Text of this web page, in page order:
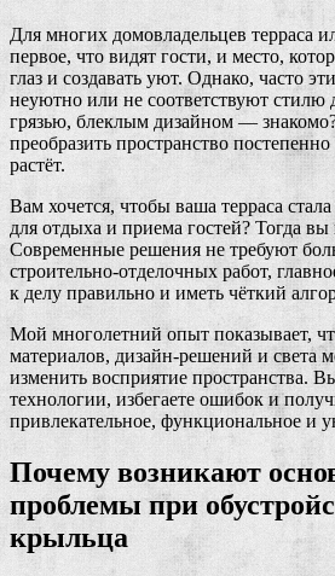
Для многих домовладельцев терраса
первое, что видят гости, и место,
глаз и создавать уют. Однако, часто
неуютно или не соответствуют стилю
грязью, блеклым дизайном —
преобразить пространство
растёт.
Вам хочется, чтобы ваша терраса
для отдыха и приема гостей? Тогда вы
Современные решения не требуют
строительно-отделочных работ,
к делу правильно и иметь чёткий
Мой многолетний опыт показывает,
материалов, дизайн-решений и света
изменить восприятие пространства.
технологии, избегаете ошибок и
привлекательное, функциональное и
Почему возникают
проблемы при
крыльца